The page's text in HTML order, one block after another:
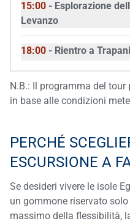
15:00 - Esplorazione
Levanzo
18:00 - Rientro a Trapani
N.B.: Il programma del
in base alle condizioni
PERCHÉ
ESCURSIONE A
Se desideri vivere le isole
un gommone riservato solo
massimo della flessibilità,